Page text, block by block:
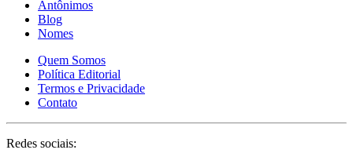
Antônimos
Blog
Nomes
Quem Somos
Política Editorial
Termos e Privacidade
Contato
Redes sociais: